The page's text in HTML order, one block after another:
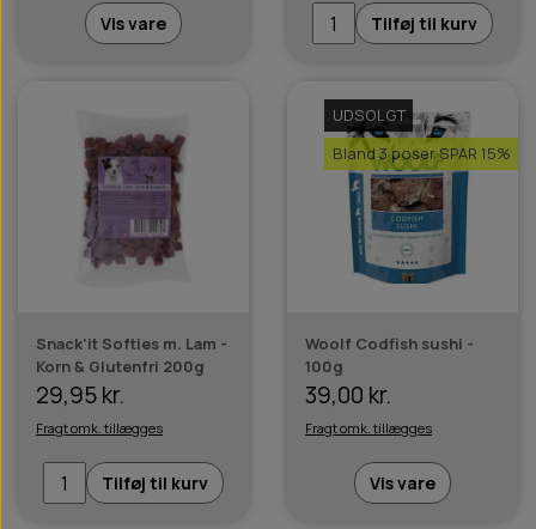
Vis vare Tilføj til kurv
Snack'it Softies m. Lam -
Korn & Glutenfri 200g
29,95 kr.
Fragt omk. tillægges
Tilføj til kurv
UDSOLGT
Bland 3 poser SPAR 15%
Woolf Codfish sushi -
100g
39,00 kr.
Fragt omk. tillægges
Vis vare